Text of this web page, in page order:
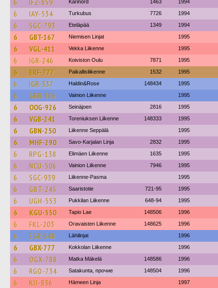
6 IFZ-859 Karinord 1463 1994
6 IAY-534 Turkubus 7726 1994
6 SGC-793 Eteläpää 1349 1994
6 GBT-167 Niemisen Linjat 1995
6 VGL-411 Vekka Liikenne 1995
6 IGR-246 Koiviston Oulu 7871 1995
6 ERF-777 Paikallisliikenne 1532 1995
6 IGR-337 Haldin&Rose 148434 1995
6 GBR-306 Vainion Liikenne 1995
6 OOG-926 Seinäjoen 2816 1995
6 VGB-241 Toreniuksen Liikenne 148333 1995
6 GBN-250 Liikenne Seppälä 1995
6 MHF-290 Savo-Karjalan Linja 2832 1995
6 RPG-138 Elimäen Liikenne 1635 1995
6 NCU-506 Vainion Liikenne 7946 1995
6 SGC-939 Liikenne-Pasma 1995
6 GBT-245 Saaristotie 721-95 1995
6 UGH-553 Pukkilan Liikenne 648-94 1995
6 KGU-550 Tapio Lae 148506 1996
6 FKL-203 Oravaisten Liikenne 148625 1996
6 EGR-548 Lähilinjat 1996
6 GBX-777 Kokkolan Liikenne 1996
6 OGX-788 Matka Mäkelä 148586 1996
6 RGO-734 Satakunta, прочие 148504 1996
6 KIJ-836 Hämeen Linja 1997